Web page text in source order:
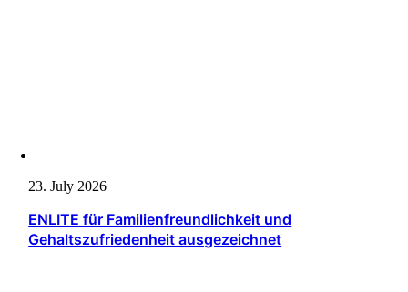
23. July 2026
ENLITE für Familienfreundlichkeit und
Gehaltszufriedenheit ausgezeichnet